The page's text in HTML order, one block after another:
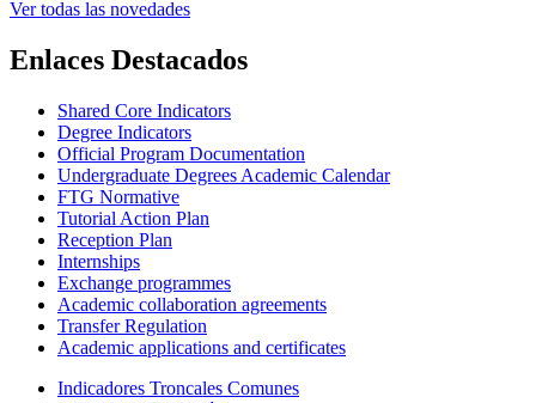
Ver todas las novedades
Enlaces Destacados
Shared Core Indicators
Degree Indicators
Official Program Documentation
Undergraduate Degrees Academic Calendar
FTG Normative
Tutorial Action Plan
Reception Plan
Internships
Exchange programmes
Academic collaboration agreements
Transfer Regulation
Academic applications and certificates
Indicadores Troncales Comunes